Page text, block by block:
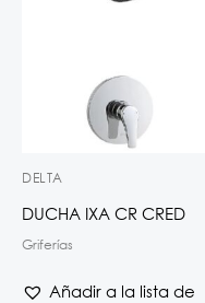
DELTA
DUCHA IXA CR CRED
Griferías
Añadir a la lista de